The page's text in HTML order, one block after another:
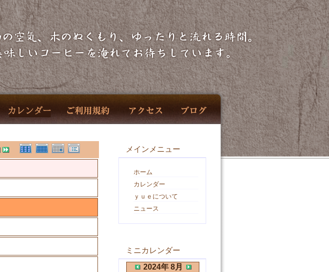
メインメニュー
ホーム
カレンダー
ｙｕｅについて
ニュース
ミニカレンダー
2024年 8月